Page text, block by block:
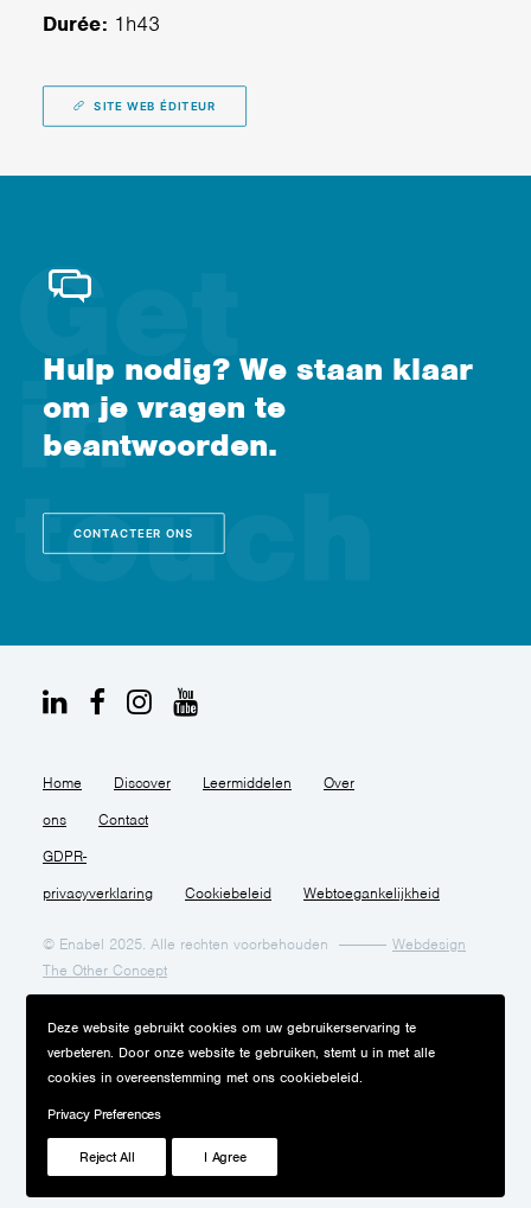
Durée: 1h43
SITE WEB ÉDITEUR
Hulp nodig? We staan klaar
om je vragen te
beantwoorden.
CONTACTEER ONS
Home Discover Leermiddelen Over
ons Contact
GDPR-
privacyverklaring Cookiebeleid Webtoegankelijkheid
© Enabel 2025. Alle rechten voorbehouden
Webdesign
The Other Concept
Deze website gebruikt cookies om uw gebruikerservaring te
verbeteren. Door onze website te gebruiken, stemt u in met alle
cookies in overeenstemming met ons cookiebeleid.
Privacy Preferences
Reject All I Agree